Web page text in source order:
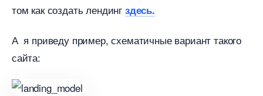
том как создать лендин здесь.
А я приведу пример, схематичные вариант такого
сайта: